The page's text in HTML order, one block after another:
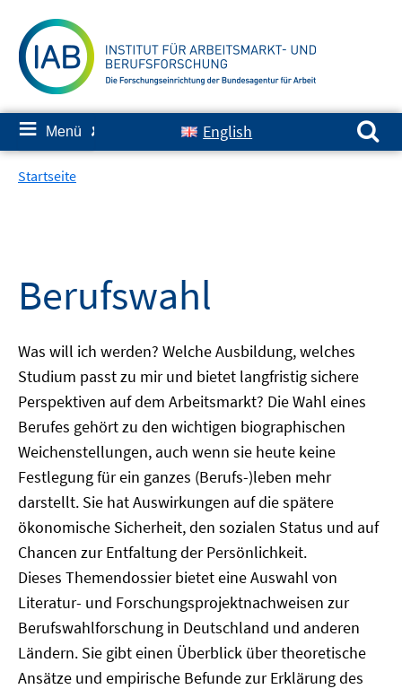
zum
Inhalt
≡ Menü ✘ English
Suchen nach:
Startseite
Berufswahl
Was will ich werden? Welche Ausbildung, welches
Studium passt zu mir und bietet langfristig sichere
Perspektiven auf dem Arbeitsmarkt? Die Wahl eines
Berufes gehört zu den wichtigen biographischen
Weichenstellungen, auch wenn sie heute keine
Festlegung für ein ganzes (Berufs-)leben mehr
darstellt. Sie hat Auswirkungen auf die spätere
ökonomische Sicherheit, den sozialen Status und auf
Chancen zur Entfaltung der Persönlichkeit.
Dieses Themendossier bietet eine Auswahl von
Literatur- und Forschungsprojektnachweisen zur
Berufswahlforschung in Deutschland und anderen
Ländern. Sie gibt einen Überblick über theoretische
Ansätze und empirische Befunde zur Erklärung des